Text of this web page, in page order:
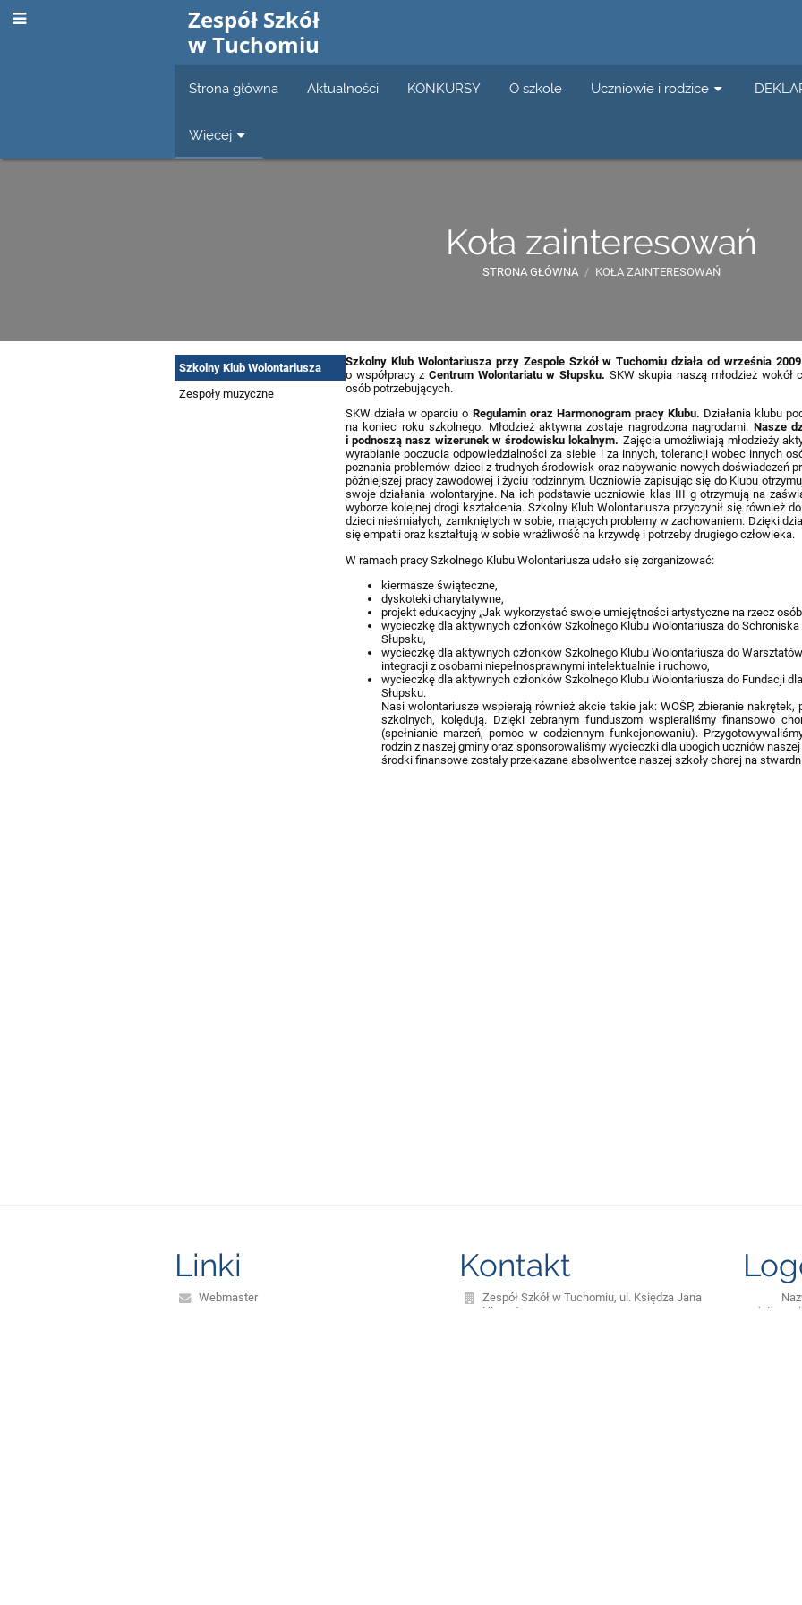
Zespół Szkół
w Tuchomiu
Strona główna Aktualności KONKURSY O szkole Uczniowie i rodzice
Więcej
Koła zainteresowań
STRONA GŁÓWNA / KOŁA ZAINTERESOWAŃ
Koła
zainteresowań
Szkolny Klub Wolontariusza
Zespoły muzyczne
Szkolny Klub Wolontariusza przy Zespole Szkół w Tuchomiu działa od września
o współpracy zCentrum Wolontariatu w Słupsku. SKW skupia naszą młodzież wokół
osób potrzebujących.
SKW działa w oparciu o Regulamin oraz Harmonogram pracy Klubu. Działania klubu
na koniec roku szkolnego. Młodzież aktywna zostaje nagrodzona nagrodami. Nasze
i podnoszą nasz wizerunek w środowisku lokalnym. Zajęcia umożliwiają młodzieży
wyrabianie poczucia odpowiedzialności za siebie i za innych, tolerancji wobec innych
poznania problemów dzieci z trudnych środowisk oraz nabywanie nowych doświadczeń
późniejszej pracy zawodowej i życiu rodzinnym.Uczniowie zapisując się do Klubu
swoje działania wolontaryjne. Na ich podstawie uczniowie klas III g otrzymują na
wyborze kolejnej drogi kształcenia. Szkolny Klub Wolontariusza przyczynił się również
dzieci nieśmiałych, zamkniętych w sobie, mających problemy w zachowaniem. Dzięki
się empatii oraz kształtują w sobie wrażliwość na krzywdę i potrzeby drugiego człowieka.
W ramach pracy Szkolnego Klubu Wolontariusza udało się zorganizować:
kiermasze świąteczne,
dyskoteki charytatywne,
projekt edukacyjny „Jak wykorzystać swoje umiejętności artystyczne na rzecz
wycieczkę dla aktywnych członków Szkolnego Klubu Wolontariusza do
Słupsku,
wycieczkę dla aktywnych członków Szkolnego Klubu Wolontariusza do
integracji z osobami niepełnosprawnymi intelektualnie i ruchowo,
wycieczkę dla aktywnych członków Szkolnego Klubu Wolontariusza do Fundacji
Słupsku.
Nasi wolontariusze wspierają również akcie takie jak: WOŚP, zbieranie nakrętek,
szkolnych, kolędują. Dzięki zebranym funduszom wspieraliśmy finansowo
(spełnianie marzeń, pomoc w codziennym funkcjonowaniu).
rodzin z naszej gminy oraz sponsorowaliśmy wycieczki dla ubogich uczniów
środki finansowe zostały przekazane absolwentce naszej szkoły chorej na
Linki
Webmaster
Kontakt
Zespół Szkół w Tuchomiu, ul. Księdza Jana
Hinza 1